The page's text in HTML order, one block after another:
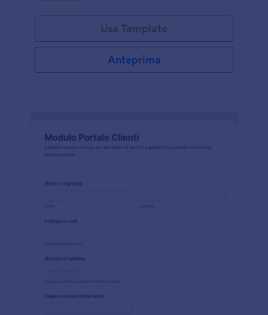
Usa Template
Anteprima